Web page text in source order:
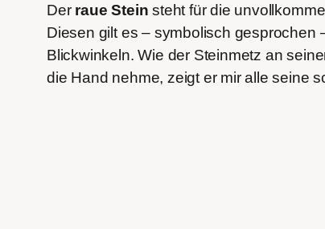
Der raue Steinsteht für die
Diesen gilt es – symbolisch
Blickwinkeln. Wie der Steinmetz an
die Hand nehme, zeigt er mir alle seine